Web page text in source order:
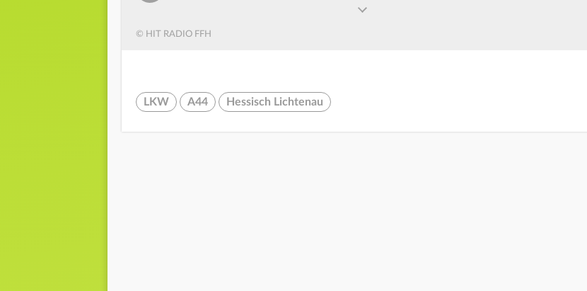
© HIT RADIO FFH
LKW A44 Hessisch Lichtenau